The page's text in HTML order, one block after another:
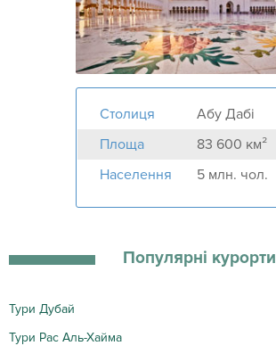
Столиця
Абу Дабі
Площа
83 600 км²
Населення
5 млн. чол.
Популярні курорти
Тури Дубай
Тури Рас Аль-Хайма